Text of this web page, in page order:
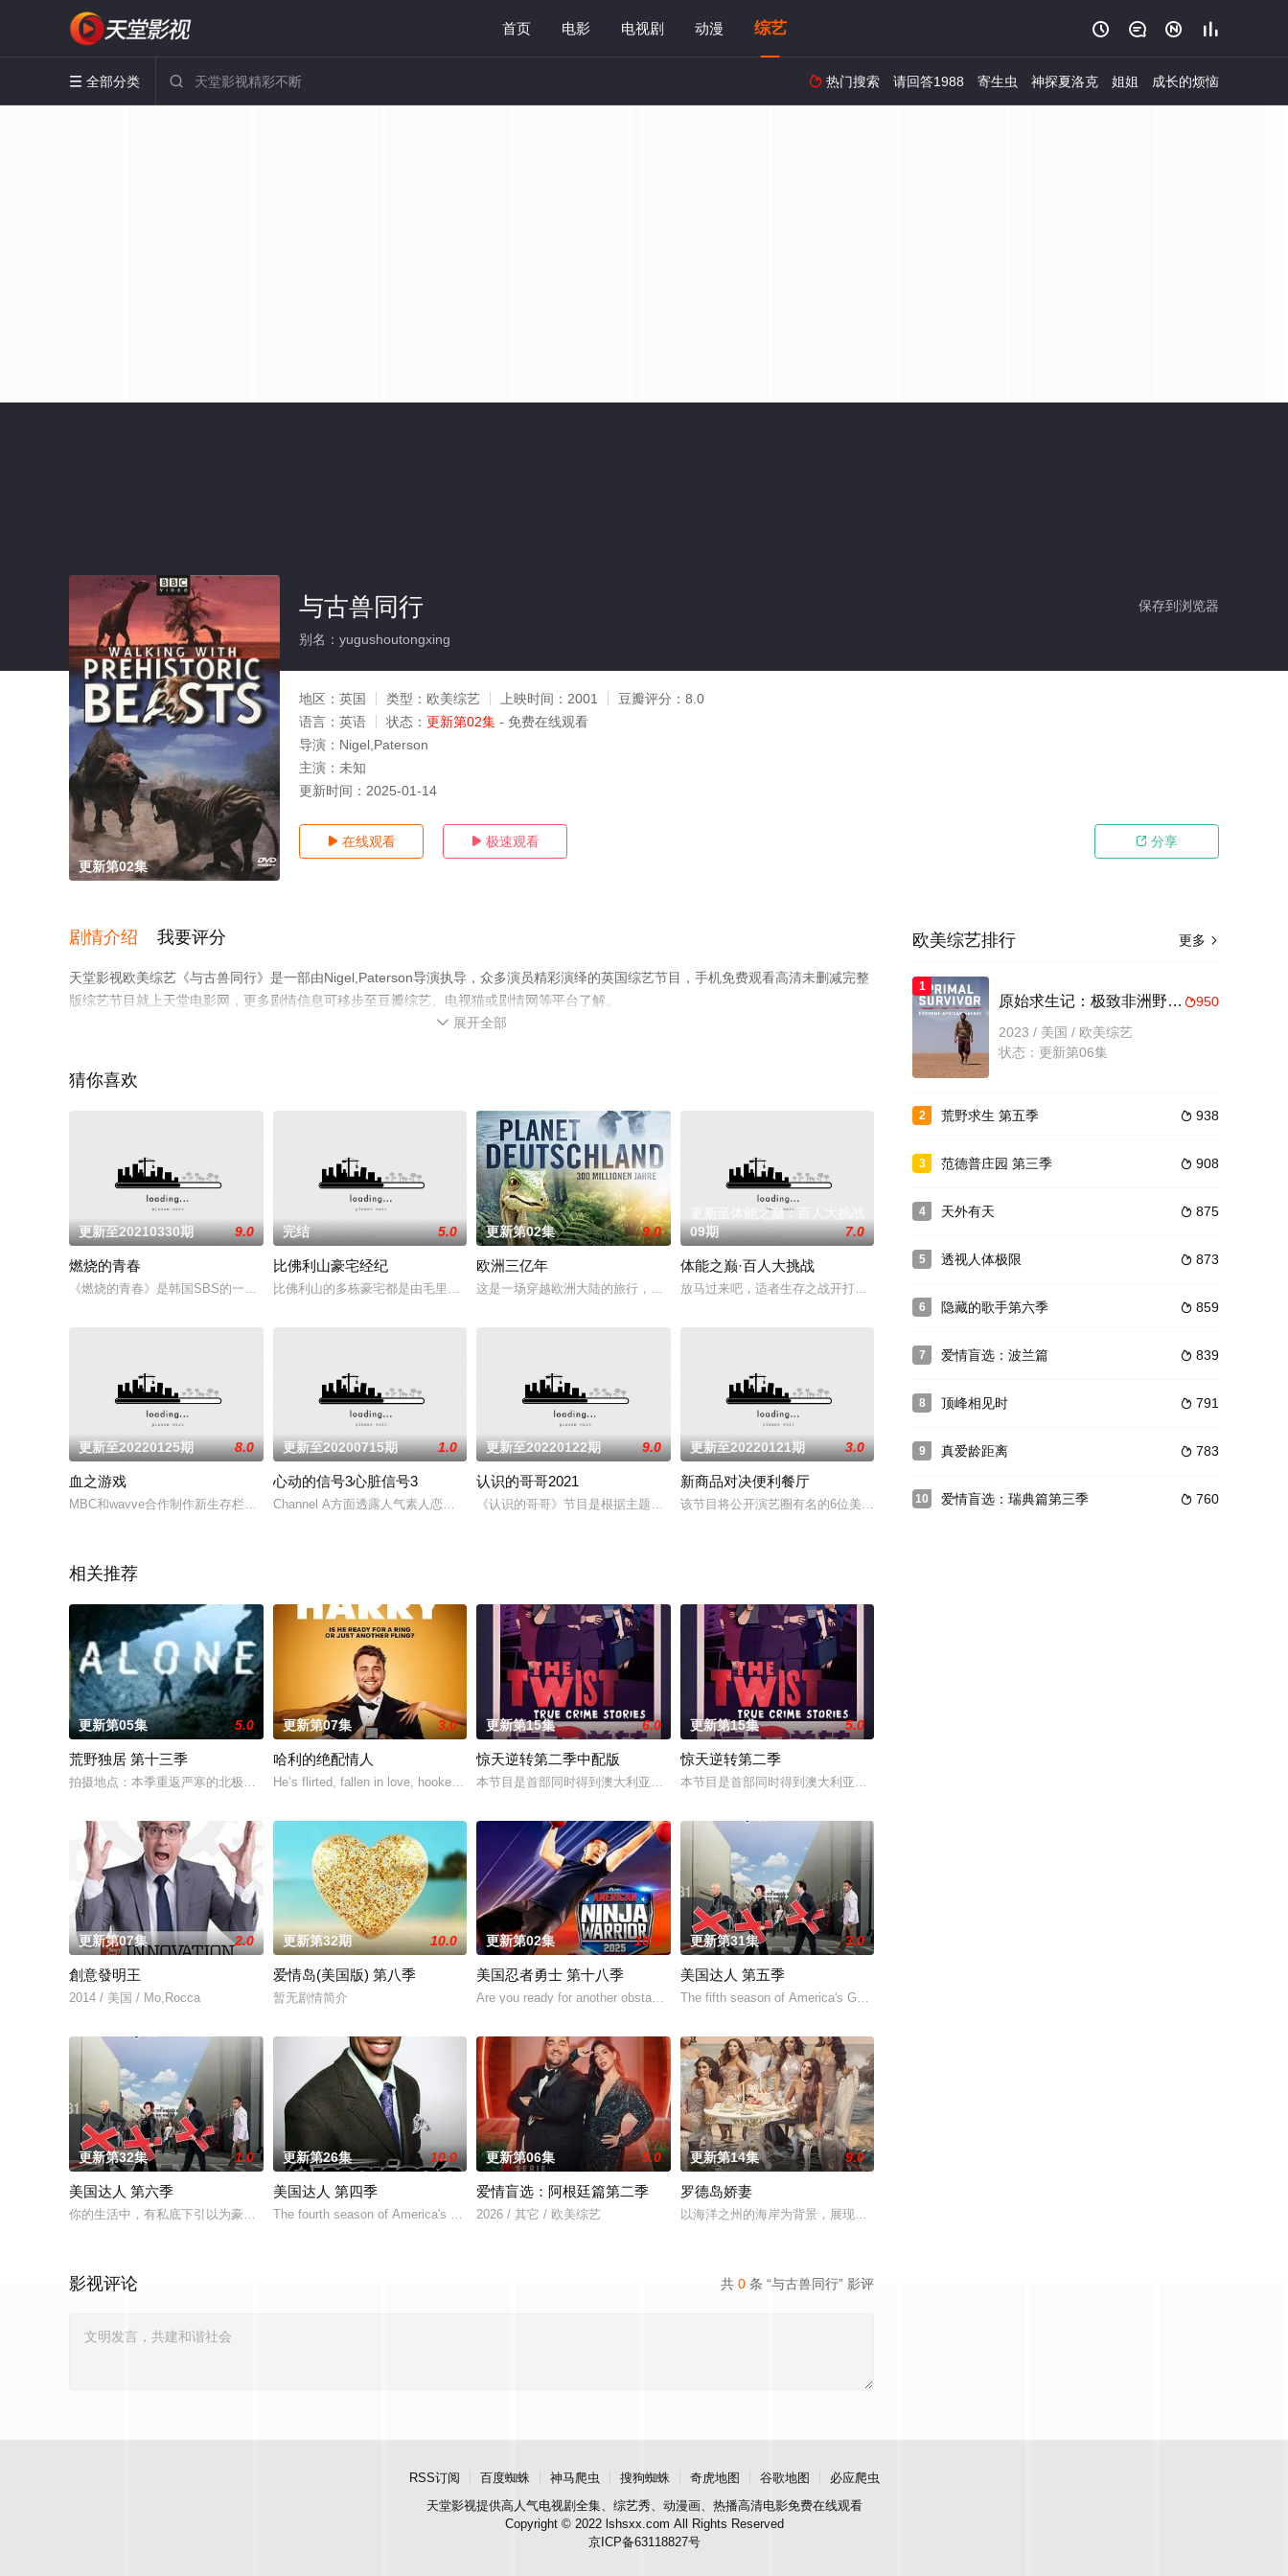
首页 电影 电视剧 动漫 综艺    
 全部分类   热门搜索 请回答1988 寄生虫 神探夏洛克 姐姐 成长的烦恼
更新第02集
保存到浏览器
与古兽同行
别名：yugushoutongxing
地区： 英国 类型： 欧美综艺 上映时间： 2001 豆瓣评分： 8.0
语言： 英语 状态： 更新第02集 - 免费在线观看
导演： Nigel,Paterson
主演： 未知
更新时间： 2025-01-14
 在线观看  极速观看  分享
剧情介绍 我要评分
天堂影视欧美综艺《与古兽同行》是一部由Nigel,Paterson导演执导，众多演员精彩演绎的英国综艺节目，手机免费观看高清未删减完整
版综艺节目就上天堂电影网，更多剧情信息可移步至豆瓣综艺、电视猫或剧情网等平台了解。
 展开全部
猜你喜欢
更新至20210330期 9.0
燃烧的青春
《燃烧的青春》是韩国SBS的一档综艺节目。其中出演者金国振和姜修智在现实中发展成一对真正的情侣。
完结 5.0
比佛利山豪宅经纪
比佛利山的多栋豪宅都是由毛里西奥·乌曼斯基的家族企业“爱诚思房屋”代销，但在这里的每个角落，天天都有夸张场面上演。
更新第02集 9.0
欧洲三亿年
这是一场穿越欧洲大陆的旅行，也是一次跨越时间和空间的探险我们寻找古代海洋的蛛丝马迹，发掘热带雨林中的生物遗迹，探索高山之巅的神秘
更新至体能之巅：百人大挑战
09期
7.0
体能之巅·百人大挑战
放马过来吧，适者生存之战开打。来自各行各业的 100 名参赛者，究竟谁拥有完美体魄？
更新至20220125期 8.0
血之游戏
MBC和wavve合作制作新生存栏目《血之游戏》，参加游戏的玩家到和外部隔绝的空间中展开激烈竞争。改编自网漫的综艺《金钱游戏》的企划者、
更新至20200715期 1.0
心动的信号3心脏信号3
Channel A方面透露人气素人恋爱推理节目《Heart signal》有望于下半年开拍第三季，电视台方面表示目前节目组确实正在准备第
更新至20220122期 9.0
认识的哥哥2021
《认识的哥哥》节目是根据主题不同，以存在于人生中，虽不是很重大，却会让人好奇不已，不得到答案就浑身不自在的问题为主题，通过各种方
更新至20220121期 3.0
新商品对决便利餐厅
该节目将公开演艺圈有名的6位美食家明星展开新菜品竞争，最后获得胜利的菜品将实际在全国便利店上市的
相关推荐
更新第05集 5.0
荒野独居 第十三季
拍摄地点：本季重返严寒的北极圈，拍摄地位于加拿大西北地区阿克拉维克（Aklavik）附近的理查森山脉，这里是灰熊、狼群和驼鹿的栖息地。参
更新第07集 3.0
哈利的绝配情人
He’s flirted, fallen in love, hooked up, and broken up. He’s even pr
更新第15集 6.0
惊天逆转第二季中配版
本节目是首部同时得到澳大利亚电影局和新南威尔士电影局扶持的中澳联合出品动画纪录片。以短番的形式重述百余年里，发生在世界各地的真实
更新第15集 5.0
惊天逆转第二季
本节目是首部同时得到澳大利亚电影局和新南威尔士电影局扶持的中澳联合出品动画纪录片。以短番的形式重
更新第07集 2.0
創意發明王
2014 / 美国 / Mo,Rocca
更新第32期 10.0
爱情岛(美国版) 第八季
暂无剧情简介
更新第02集 10.0
美国忍者勇士 第十八季
Are you ready for another obstacle course? American Ninja Warrior ha
更新第31集 3.0
美国达人 第五季
The fifth season of America's Got Talent, an American television
更新第32集 1.0
美国达人 第六季
你的生活中，有私底下引以为豪，却不敢拿出来显的绝活吗？NBC从今年6月21日起开始播出一部选秀节目——America’s Got Tal
更新第26集 10.0
美国达人 第四季
The fourth season of America's Got Talent, an American televisio
更新第06集 5.0
爱情盲选：阿根廷篇第二季
2026 / 其它 / 欧美综艺
更新第14集 9.0
罗德岛娇妻
以海洋之州的海岸为背景，展现了罗德岛人紧密联系的圈子。他们有着深厚的社区根基，家族世代传承。他们
共 0 条 “与古兽同行” 影评
影视评论
更多 
欧美综艺排行
1
950
原始求生记：极致非洲野生动物园
2023 / 美国 / 欧美综艺
状态：更新第06集
2  938
荒野求生 第五季
3  908
范德普庄园 第三季
4  875
天外有天
5  873
透视人体极限
6  859
隐藏的歌手第六季
7  839
爱情盲选：波兰篇
8  791
顶峰相见时
9  783
真爱龄距离
10  760
爱情盲选：瑞典篇第三季
RSS订阅 百度蜘蛛 神马爬虫 搜狗蜘蛛 奇虎地图 谷歌地图
必应爬虫
天堂影视提供高人气电视剧全集、综艺秀、动漫画、热播高清电影免费在线观看
Copyright © 2022 lshsxx.com All Rights Reserved
京ICP备63118827号